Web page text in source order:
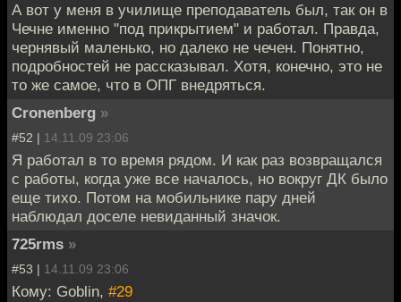
А вот у меня в училище преподаватель был, так он в
Чечне именно "под прикрытием" и работал. Правда,
чернявый маленько, но далеко не чечен. Понятно,
подробностей не рассказывал. Хотя, конечно, это не
то же самое, что в ОПГ внедряться.
Cronenberg »
#52 | 14.11.09 23:06
Я работал в то время рядом. И как раз возвращался
с работы, когда уже все началось, но вокруг ДК было
еще тихо. Потом на мобильнике пару дней
наблюдал доселе невиданный значок.
725rms »
#53 | 14.11.09 23:06
Кому: Goblin, #29